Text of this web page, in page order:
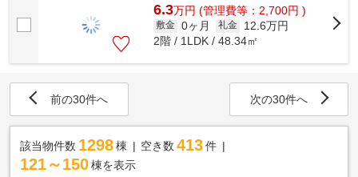
6.3万円 (管理費等：2,700円 )
敷金 0ヶ月 礼金
12.6万円
2階 / 1LDK / 48.34㎡
前の30件へ 次の30件へ
該当物件数 1298棟 空き数 413 件
121～150棟を表示